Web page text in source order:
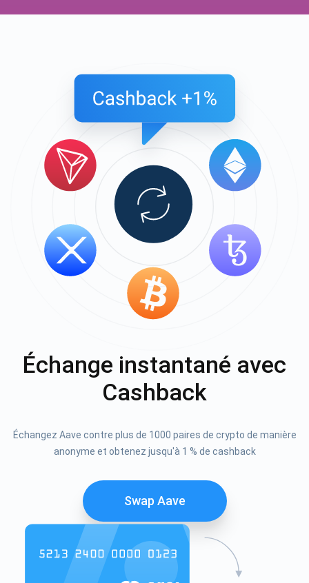
Échange instantané avec
Cashback
Échangez Aave contre plus de 1000 paires de crypto de manière
anonyme et obtenez jusqu'à 1 % de cashback
Swap Aave